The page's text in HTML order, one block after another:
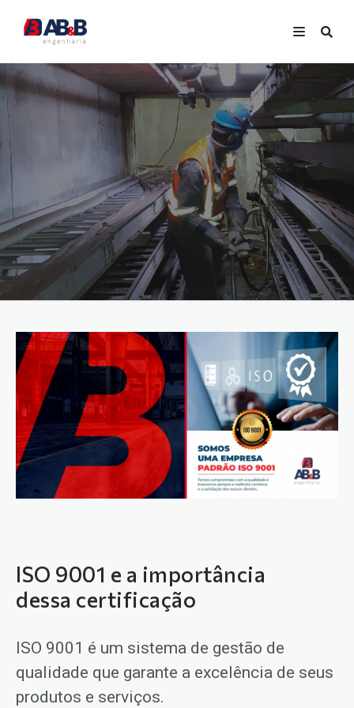
ISO 9001 e a importância
dessa certificação
ISO 9001 é um sistema de gestão de
qualidade que garante a excelência de seus
produtos e serviços.